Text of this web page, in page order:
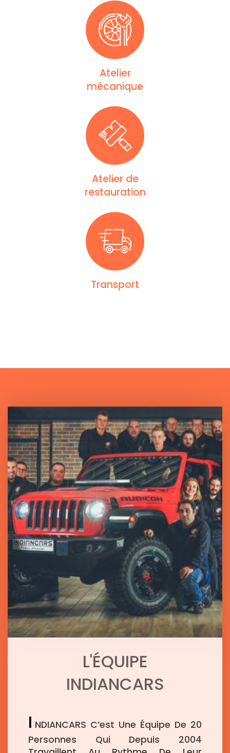
Atelier
mécanique
Atelier de
restauration
Transport
L'ÉQUIPE
INDIANCARS
I NDIANCARS C’est Une Équipe De 20
Personnes Qui Depuis 2004